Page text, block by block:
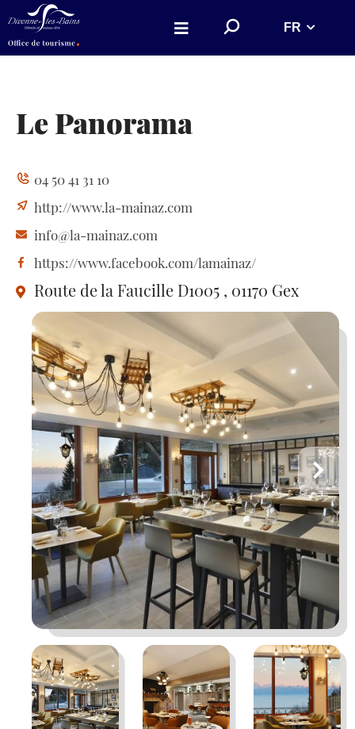
Aller à la recherche
R
e
h
FR
Le Panorama
04 50 41 31 10
http://www.la-mainaz.com
info@la-mainaz.com
https://www.facebook.com/lamainaz/
Route de la Faucille D1005 , 01170 Gex